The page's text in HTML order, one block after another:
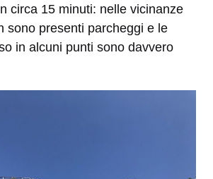
circa 15 minuti: nelle vicinanze
sono presenti parcheggi e le
in alcuni punti sono davvero